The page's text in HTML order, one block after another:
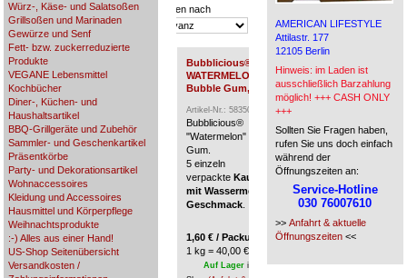
Würz-, Käse- und Salatsoßen
Grillsoßen und Marinaden
Gewürze und Senf
Fett- bzw. zuckerreduzierte
Produkte
VEGANE Lebensmittel
Kochbücher
Diner-, Küchen- und
Haushaltsartikel
BBQ-Grillgeräte und Zubehör
Sammler- und Geschenkartikel
Präsentkörbe
Party- und Dekorationsartikel
Wohnaccessoires
Kleidung und Accessoires
Hausmittel und Körperpflege
Weihnachtsprodukte
:-) Alles aus einer Hand!
US-Shop Seitenübersicht
Versandkosten /
AMERICAN LIFESTYLE
Attilastr. 177
12105 Berlin
Hinweis: im Laden ist
ausschließlich Barzahlung
möglich! +++ CASH ONLY
+++
Sollten Sie Fragen haben,
rufen Sie uns doch einfach
während der
Öffnungszeiten an:
Service-Hotline
030 76007610
>> Anfahrt & aktuelle
Öffnungszeiten<<
Sortieren nach
Bubblicious®
WATERMELON
Bubble Gum, 5 Pieces
Artikel-Nr.: 58350
Bubblicious®
"Watermelon" Bubble
Gum.
5 einzeln
verpackteKaugummis
mit Wassermelone-
Geschmack
1,60 € / Packung(en) *
1 kg = 40,00 €
Auf Lager im Berliner
CINNAMON Gum,
Sticks
Long Lasting
Gum.
Zuckerfreie
mit Zimtgeschmack
- im Slim Pack.
2,99 €/
1 kg = 112,41 €
Auf Lager
Öffnungszeiten)/